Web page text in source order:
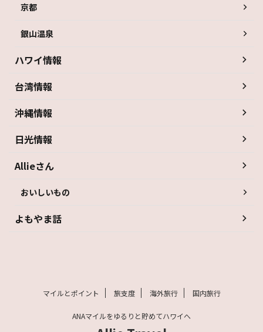
京都
銀山温泉
ハワイ情報
台湾情報
沖縄情報
日光情報
Allieさん
おいしいもの
よもやま話
マイルとポイント 旅支度 海外旅行 国内旅行
ANAマイルをゆるりと貯めてハワイへ